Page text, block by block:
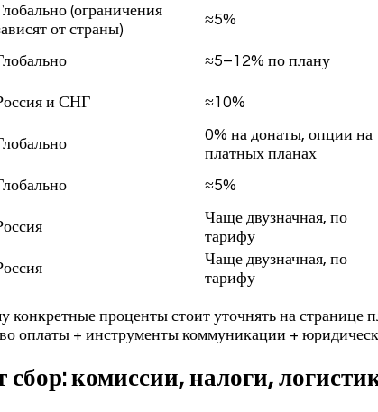
(ограничения
от страны)
≈5%
≈5–12% по плану
и СНГ ≈10%
0% на донаты, опции на
платных планах
≈5%
Чаще двузначная, по
тарифу
Чаще двузначная, по
тарифу
проценты стоит уточнять на
оплаты + инструменты коммуникации +
комиссии, налоги,